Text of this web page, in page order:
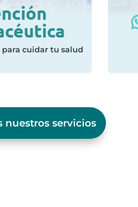
cuidar tu salud
nuestros servicios